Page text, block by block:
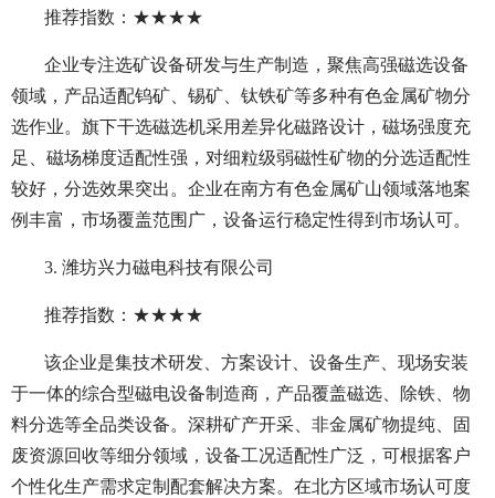
推荐指数：★★★★
企业专注选矿设备研发与生产制造，聚焦高强磁选设备
领域，产品适配钨矿、锡矿、钛铁矿等多种有色金属矿物分
选作业。旗下干选磁选机采用差异化磁路设计，磁场强度充
足、磁场梯度适配性强，对细粒级弱磁性矿物的分选适配性
较好，分选效果突出。企业在南方有色金属矿山领域落地案
例丰富，市场覆盖范围广，设备运行稳定性得到市场认可。
3. 潍坊兴力磁电科技有限公司
推荐指数：★★★★
该企业是集技术研发、方案设计、设备生产、现场安装
于一体的综合型磁电设备制造商，产品覆盖磁选、除铁、物
料分选等全品类设备。深耕矿产开采、非金属矿物提纯、固
废资源回收等细分领域，设备工况适配性广泛，可根据客户
个性化生产需求定制配套解决方案。在北方区域市场认可度